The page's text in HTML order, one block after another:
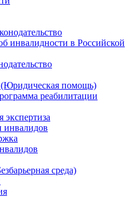
инвалидности в Российской
помощь)
реабилитации
экспертиза
инвалидов
среда)